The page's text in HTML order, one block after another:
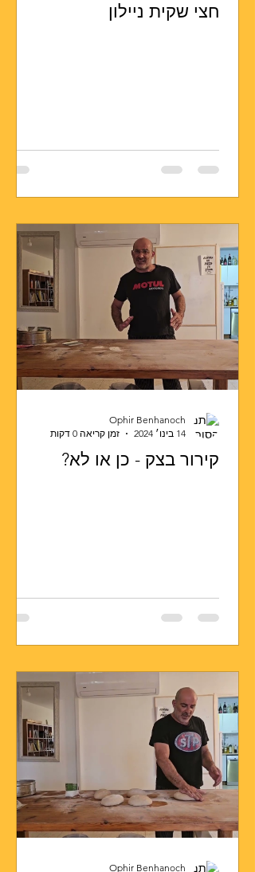
חצי שקית ניילון
קירור בצק - כן או לא?
Ophir Benhanoch
14 בינו׳ 2024
זמן קריאה 0 דקות
Ophir Benhanoch